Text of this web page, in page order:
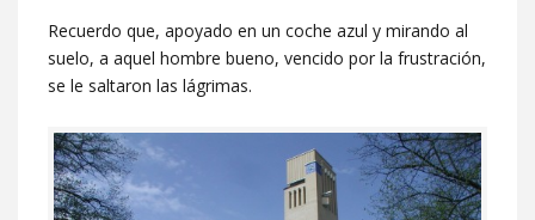
Recuerdo que, apoyado en un coche azul y mirando al
suelo, a aquel hombre bueno, vencido por la frustración,
se le saltaron las lágrimas.